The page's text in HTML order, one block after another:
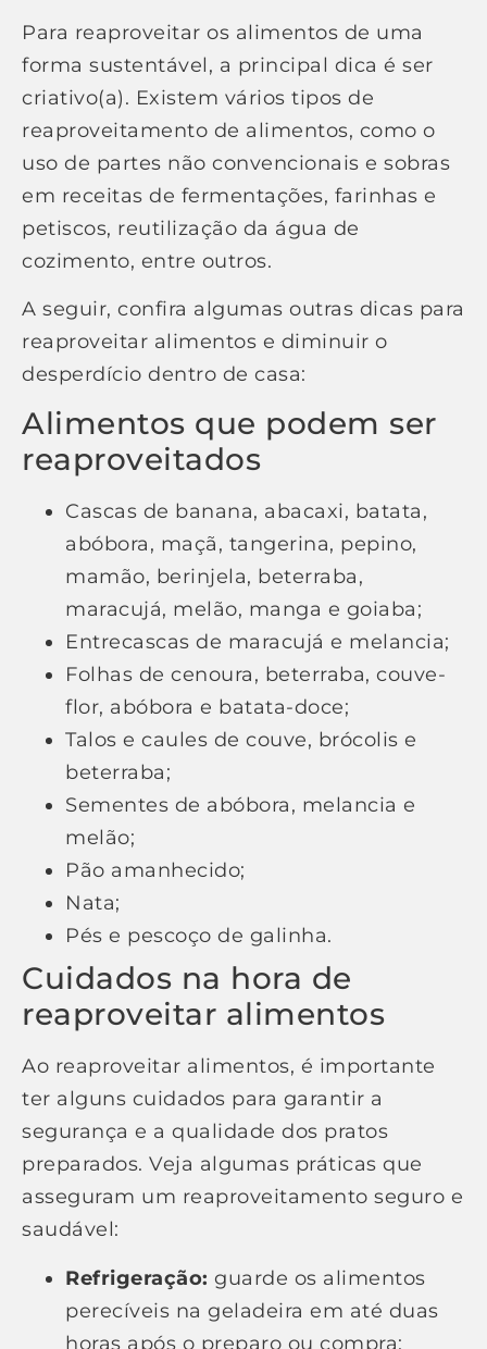
Para reaproveitar os alimentos de uma
forma sustentável, a principal dica é ser
criativo(a). Existem vários tipos de
reaproveitamento de alimentos, como o
uso de partes não convencionais e sobras
em receitas de fermentações, farinhas e
petiscos, reutilização da água de
cozimento, entre outros.
A seguir, confira algumas outras dicas para
reaproveitar alimentos e diminuir o
desperdício dentro de casa:
Alimentos que podem ser
reaproveitados
Cascas de banana, abacaxi, batata,
abóbora, maçã, tangerina, pepino,
mamão, berinjela, beterraba,
maracujá, melão, manga e goiaba;
Entrecascas de maracujá e melancia;
Folhas de cenoura, beterraba, couve-
flor, abóbora e batata-doce;
Talos e caules de couve, brócolis e
beterraba;
Sementes de abóbora, melancia e
melão;
Pão amanhecido;
Nata;
Pés e pescoço de galinha.
Cuidados na hora de
reaproveitar alimentos
Ao reaproveitar alimentos, é importante
ter alguns cuidados para garantir a
segurança e a qualidade dos pratos
preparados. Veja algumas práticas que
asseguram um reaproveitamento seguro e
saudável:
Refrigeração: guarde os alimentos
perecíveis na geladeira em até duas
horas após o preparo ou compra;